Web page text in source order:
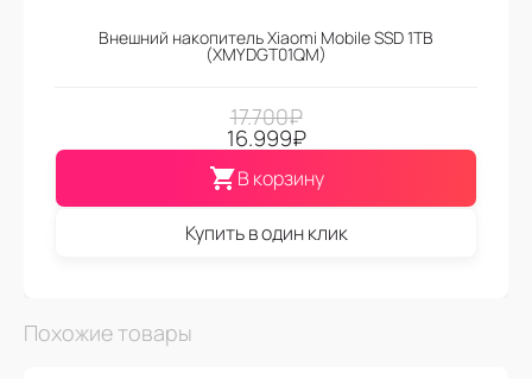
Внешний накопитель Xiaomi Mobile SSD 1TB
(XMYDGT01QM)
17.700₽
16.999₽
В корзину
Купить в один клик
Похожие товары